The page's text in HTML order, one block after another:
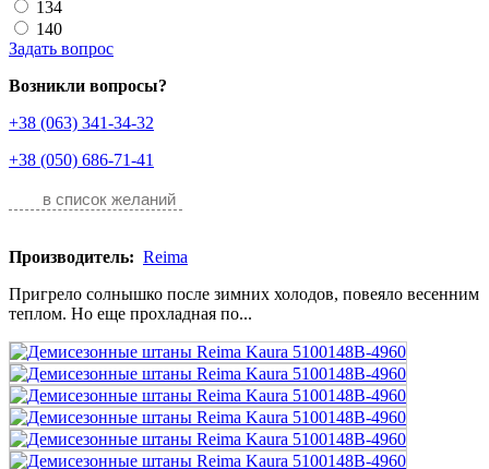
134
140
Задать вопрос
Возникли вопросы?
+38 (063) 341-34-32
+38 (050) 686-71-41
в список желаний
Производитель: Reima
Пригрело солнышко после зимних холодов, повеяло весенним
теплом. Но еще прохладная по...